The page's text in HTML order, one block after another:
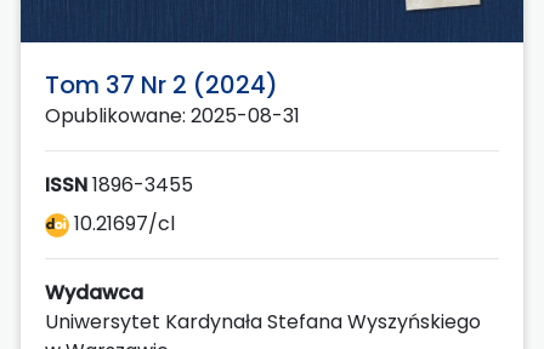
Tom 37 Nr 2 (2024)
Opublikowane: 2025-08-31
ISSN1896-3455
10.21697/cl
Wydawca
Uniwersytet Kardynała Stefana Wyszyńskiego